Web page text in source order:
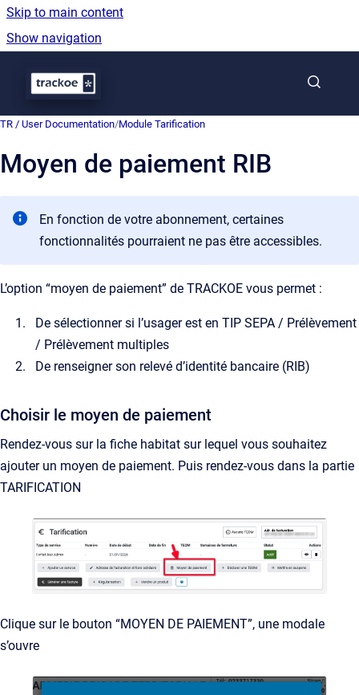
Skip to main content
Show navigation
TR / User Documentation/Module Tarification
Moyen de paiement RIB
En fonction de votre abonnement, certaines
fonctionnalités pourraient ne pas être accessibles.
L’option “moyen de paiement” de TRACKOE vous permet :
De sélectionner si l’usager est en TIP SEPA / Prélèvement
/ Prélèvement multiples
De renseigner son relevé d’identité bancaire (RIB)
Choisir le moyen de paiement
Rendez-vous sur la fiche habitat sur lequel vous souhaitez
ajouter un moyen de paiement. Puis rendez-vous dans la partie
TARIFICATION
Clique sur le bouton “MOYEN DE PAIEMENT”, une modale
s’ouvre